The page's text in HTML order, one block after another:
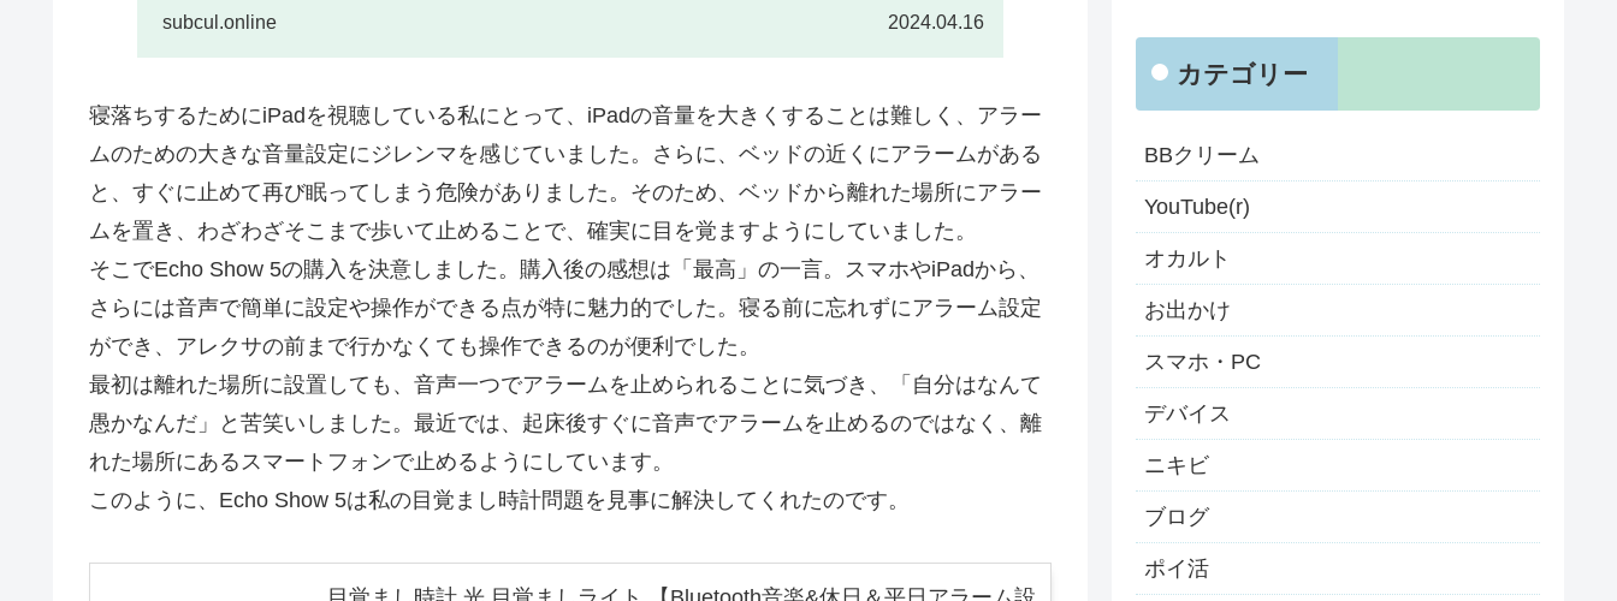
subcul.online 2024.04.16
寝落ちするためにiPadを視聴している私にとって、iPadの音量を大きくすることは難しく、アラー
ムのための大きな音量設定にジレンマを感じていました。さらに、ベッドの近くにアラームがある
と、すぐに止めて再び眠ってしまう危険がありました。そのため、ベッドから離れた場所にアラー
ムを置き、わざわざそこまで歩いて止めることで、確実に目を覚ますようにしていました。
そこでEcho Show 5の購入を決意しました。購入後の感想は「最高」の一言。スマホやiPadから、
さらには音声で簡単に設定や操作ができる点が特に魅力的でした。寝る前に忘れずにアラーム設定
ができ、アレクサの前まで行かなくても操作できるのが便利でした。
最初は離れた場所に設置しても、音声一つでアラームを止められることに気づき、「自分はなんて
愚かなんだ」と苦笑いしました。最近では、起床後すぐに音声でアラームを止めるのではなく、離
れた場所にあるスマートフォンで止めるようにしています。
このように、Echo Show 5は私の目覚まし時計問題を見事に解決してくれたのです。
カテゴリー
BBクリーム
YouTube(r)
オカルト
お出かけ
スマホ・PC
デバイス
ニキビ
ブログ
ポイ活